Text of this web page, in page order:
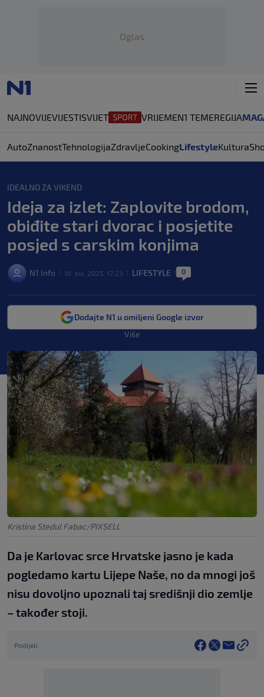
Oglas
NAJNOVIJEVIJESTISVIJET VRIJEMEN1 TEMEREGIJA
AutoZnanostTehnologijaZdravljeCookingLifestyleKultura
IDEALNO ZA VIKEND
Ideja za izlet: Zaplovite brodom,
obiđite stari dvorac i posjetite
posjed s carskim konjima
N1 Info 16. svi. 2025. 17:23 LIFESTYLE 0
Dodajte N1 u omiljeni Google izvor
Više
Kristina Stedul Fabac/PIXSELL
Da je Karlovac srce Hrvatske jasno je kada
pogledamo kartu Lijepe Naše, no da mnogi još
nisu dovoljno upoznali taj središnji dio zemlje
– također stoji.
Podijeli